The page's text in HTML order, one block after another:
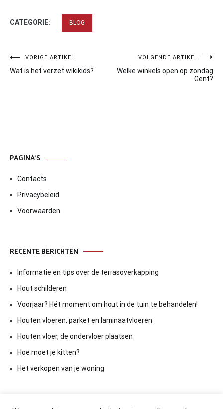
CATEGORIE: BLOG
Bericht
navigatie
VORIGE ARTIKEL
Wat is het verzet wikikids?
VOLGENDE ARTIKEL
Welke winkels open op zondag
Gent?
PAGINA’S
Contacts
Privacybeleid
Voorwaarden
RECENTE BERICHTEN
Informatie en tips over de terrasoverkapping
Hout schilderen
Voorjaar? Hét moment om hout in de tuin te behandelen!
Houten vloeren, parket en laminaatvloeren
Houten vloer, de ondervloer plaatsen
Hoe moet je kitten?
Het verkopen van je woning